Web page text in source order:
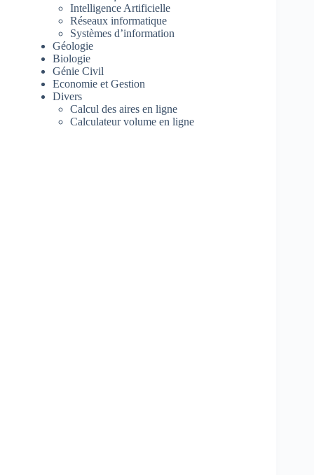
Intelligence Artificielle
Réseaux informatique
Systèmes d’information
Géologie
Biologie
Génie Civil
Economie et Gestion
Divers
Calcul des aires en ligne
Calculateur volume en ligne